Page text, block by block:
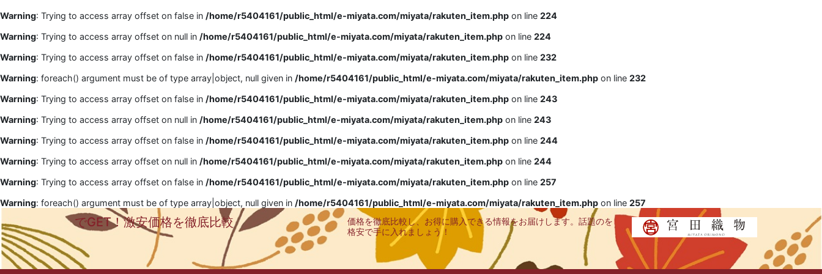
Warning: Trying to access array offset on false in /home/r5404161/public_html/e-miyata.com/miyata/rakuten_item.php on line 224
Warning: Trying to access array offset on null in /home/r5404161/public_html/e-miyata.com/miyata/rakuten_item.php on line 224
Warning: Trying to access array offset on false in /home/r5404161/public_html/e-miyata.com/miyata/rakuten_item.php on line 232
Warning: foreach() argument must be of type array|object, null given in /home/r5404161/public_html/e-miyata.com/miyata/rakuten_item.php on line 232
Warning: Trying to access array offset on false in /home/r5404161/public_html/e-miyata.com/miyata/rakuten_item.php on line 243
Warning: Trying to access array offset on null in /home/r5404161/public_html/e-miyata.com/miyata/rakuten_item.php on line 243
Warning: Trying to access array offset on false in /home/r5404161/public_html/e-miyata.com/miyata/rakuten_item.php on line 244
Warning: Trying to access array offset on null in /home/r5404161/public_html/e-miyata.com/miyata/rakuten_item.php on line 244
Warning: Trying to access array offset on false in /home/r5404161/public_html/e-miyata.com/miyata/rakuten_item.php on line 257
Warning: foreach() argument must be of type array|object, null given in /home/r5404161/public_html/e-miyata.com/miyata/rakuten_item.php on line 257
でGET！激安価格を徹底比較
価格を徹底比較し、お得に購入できる情報をお届けします。話題のを
格安で手に入れましょう！